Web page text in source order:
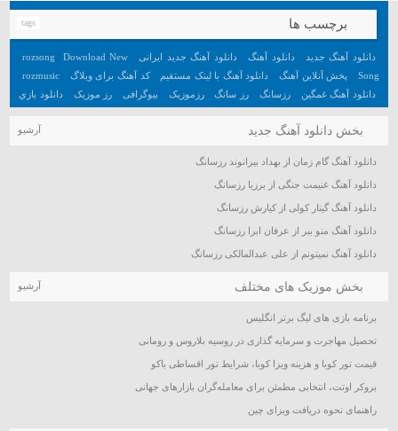
برچسب ها tags
دانلود آهنگ جدید دانلود آهنگ دانلود آهنگ جدید ایرانی rozsong
Download New
Song
پخش آنلاین آهنگ دانلود آهنگ با لینک مستقیم کد آهنگ برای وبلاگ
rozmusic
دانلود آهنگ غمگین
رزسانگ رز سانگ رزموزیک بیوگرافی رز موزیک
دانلود بازي
بخش دانلود آهنگ جدید آرشیو
دانلود آهنگ گام زمان از بهداد بیرانوند رزسانگ
دانلود آهنگ غنیمت جنگی از برزیا رزسانگ
دانلود آهنگ گیتار کولی از کیارش رزسانگ
دانلود آهنگ منو ببر از عرفان ابرا رزسانگ
دانلود آهنگ نمیتونم از علی عبدالمالکی رزسانگ
بخش موزیک های مختلف آرشیو
برنامه بازی های لیگ برتر انگلیس
تحصیل مهاجرت و سرمایه گذاری در روسیه بلاروس و رومانی
قیمت تور کوبا و هزینه ویزا کوبا، شرایط تور اقساطی باکو
بروکر اوتت، انتخابی مطمئن برای معامله‌گران بازارهای جهانی
راهنمای نحوه دریافت ویزای چین